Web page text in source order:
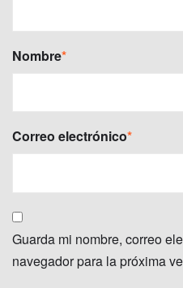
Nombre*
Correo electrónico*
Guarda mi nombre, correo
navegador para la próxima